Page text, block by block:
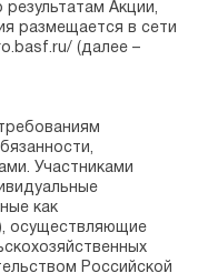
результатам Акции,
размещается в сети
(далее –
Участниками
как
осуществляющие
Российской